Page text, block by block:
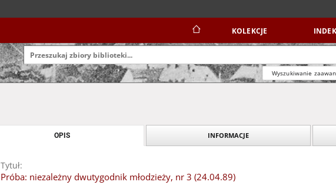
KOLEKCJE
Wyszukiwanie
OPIS INFORMACJE
Tytuł:
Próba: niezależny dwutygodnik młodzieży, nr 3 (24.04.89)